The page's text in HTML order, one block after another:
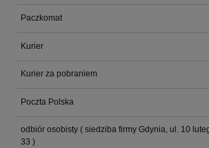
Paczkomat
Kurier
Kurier za pobraniem
Poczta Polska
odbiór osobisty ( siedziba firmy Gdynia, ul. 10
33 )